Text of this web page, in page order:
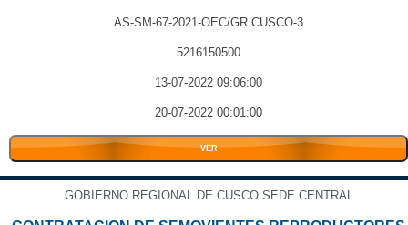
AS-SM-67-2021-OEC/GR CUSCO-3
5216150500
13-07-2022 09:06:00
20-07-2022 00:01:00
VER
GOBIERNO REGIONAL DE CUSCO SEDE CENTRAL